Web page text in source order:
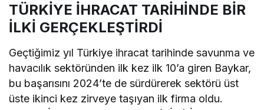
TÜRKİYE İHRACAT TARİHİNDE BİR
İLKİ GERÇEKLEŞTİRDİ
Geçtiğimiz yıl Türkiye ihracat tarihinde savunma ve
havacılık sektöründen ilk kez ilk 10’a giren Baykar,
bu başarısını 2024’te de sürdürerek sektörü üst
üste ikinci kez zirveye taşıyan ilk firma oldu.